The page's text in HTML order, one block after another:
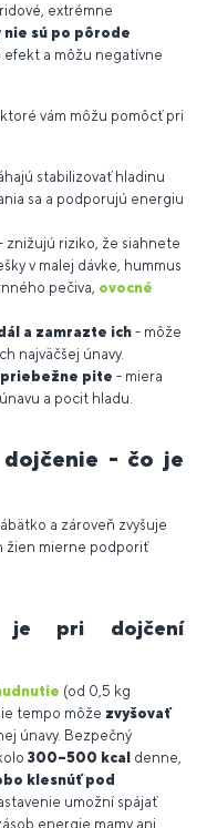
extrémne
nie sú po pôrode
efekt a môžu negatívne
vám môžu pomôcť pri
stabilizovať hladinu
sa a podporujú energiu
znižujú riziko, že siahnete
v malej dávke, hummus
pečiva, ovocné
a zamrazte ich - môže
najväčšej únavy.
priebežne pite - miera
a pocit hladu.
- čo je
a zároveň zvyšuje
žien mierne podporiť
je pri dojčení
(od 0,5 kg
tempo môže zvyšovať
únavy. Bezpečný
300–500 kcal denne,
klesnúť pod
umožní spájať
energie mamy ani